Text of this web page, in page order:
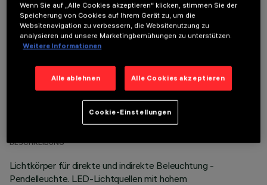
Um das Produkt ordnungsgemäß zu installieren und zu betreiben, muss eines der erforderlichen
Zubehörteile bestellt werden:
TECHNISCHE DATEN
LETZTES UPDATE: 06.08.2026
BESCHREIBUNG
Lichtkörper für direkte und indirekte Beleuchtung -
Pendelleuchte. LED-Lichtquellen mit hohem
Wenn Sie auf „Alle Cookies akzeptieren“ klicken, stimmen Sie der
Speicherung von Cookies auf Ihrem Gerät zu, um die
Websitenavigation zu verbessern, die Websitenutzung zu
analysieren und unsere Marketingbemühungen zu unterstützen.
Weitere Informationen
Alle ablehnen Alle Cookies akzeptieren
Cookie-Einstellungen